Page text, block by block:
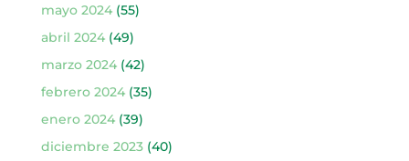
mayo 2024(55)
abril 2024(49)
marzo 2024(42)
febrero 2024(35)
enero 2024(39)
diciembre 2023(40)